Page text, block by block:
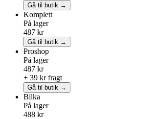
Gå til butik →
Komplett
På lager
487 kr
Gå til butik →
Proshop
På lager
487 kr
+ 39 kr fragt
Gå til butik →
Bilka
På lager
488 kr